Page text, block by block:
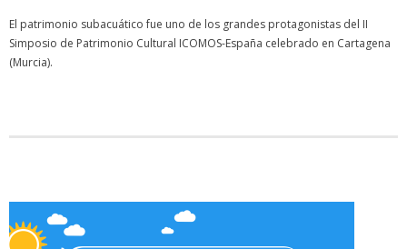
El patrimonio subacuático fue uno de los grandes protagonistas del II
Simposio de Patrimonio Cultural ICOMOS-España celebrado en Cartagena
(Murcia).